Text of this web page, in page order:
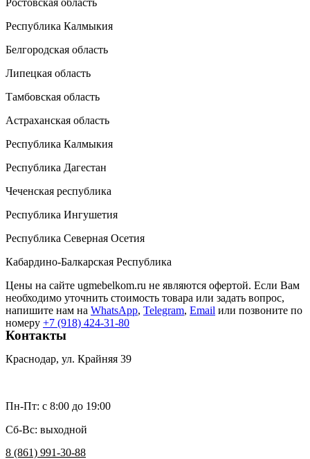
Ростовская область
Республика Калмыкия
Белгородская область
Липецкая область
Тамбовская область
Астраханская область
Республика Калмыкия
Республика Дагестан
Чеченская республика
Республика Ингушетия
Республика Северная Осетия
Кабардино-Балкарская Республика
Цены на сайте ugmebelkom.ru не являются офертой. Если Вам
необходимо уточнить стоимость товара или задать вопрос,
напишите нам на WhatsApp, Telegram, Email или позвоните по
номеру +7 (918) 424-31-80
Контакты
Краснодар, ул. Крайняя 39
Пн-Пт: c 8:00 до 19:00
Сб-Вс: выходной
8 (861) 991-30-88